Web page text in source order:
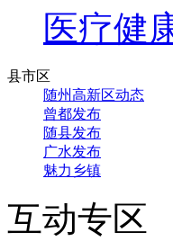
医疗健
县市区
随州高新区动态
曾都发布
随县发布
广水发布
魅力乡镇
互动专区